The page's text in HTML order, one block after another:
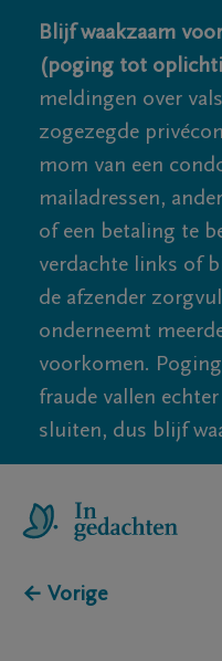
Blijf waakzaam
(poging tot
meldingen over
zogezegde
mom van een
mailadressen,
of een betaling te
verdachte links of
de afzender
onderneemt
voorkomen.
fraude vallen
sluiten, dus blijf
← Vorige